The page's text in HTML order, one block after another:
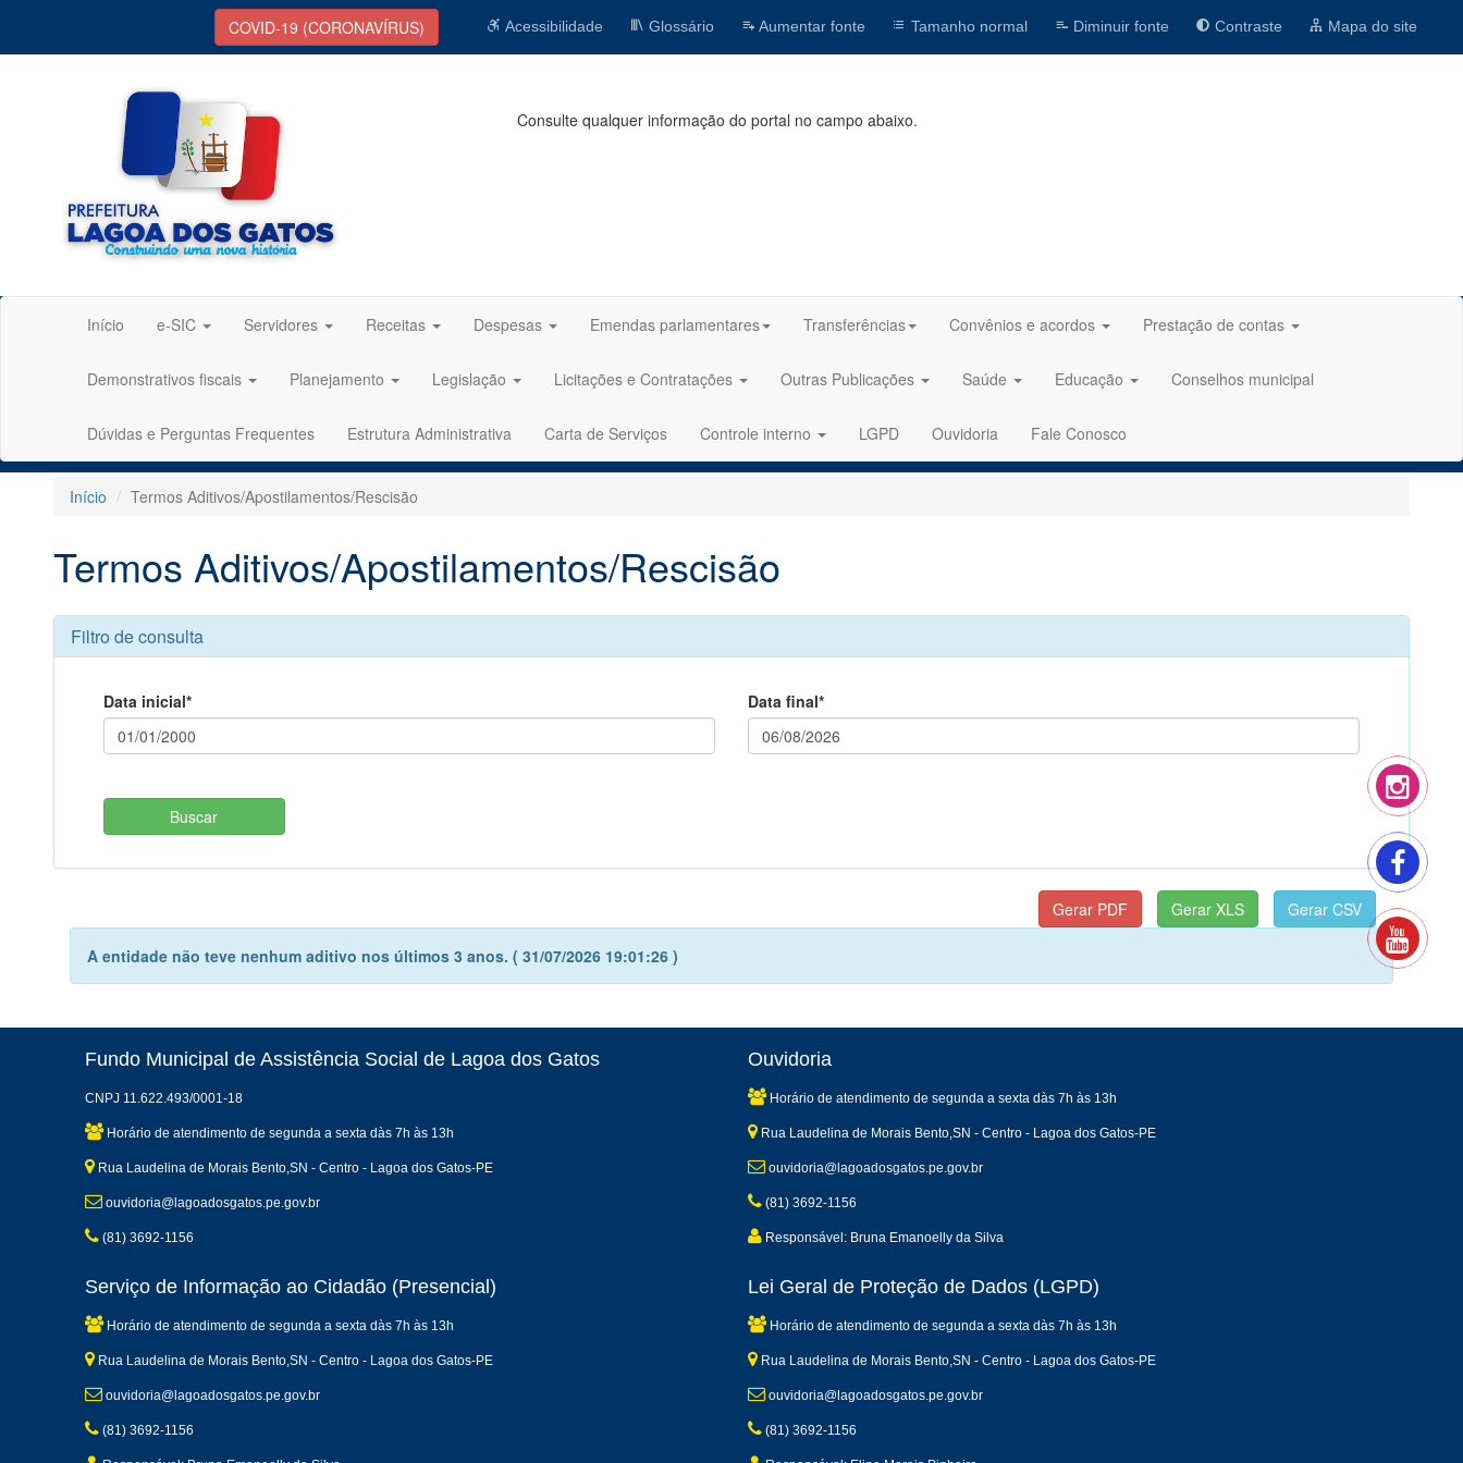
COVID-19 (CORONAVÍRUS) Acessibilidade Glossário Aumentar fonte Tamanho normal Diminuir fonte Contraste Mapa do site
Consulte qualquer informação do portal no campo abaixo.
Início e-SIC Servidores Receitas Despesas Emendas parlamentares Transferências Convênios e acordos Prestação de contas
Demonstrativos fiscais Planejamento Legislação Licitações e Contratações Outras Publicações Saúde Educação Conselhos municipal
Dúvidas e Perguntas Frequentes Estrutura Administrativa Carta de Serviços Controle interno LGPD Ouvidoria Fale Conosco
Início Termos Aditivos/Apostilamentos/Rescisão
Termos Aditivos/Apostilamentos/Rescisão
Filtro de consulta
Data inicial* Data final*
A entidade não teve nenhum aditivo nos últimos 3 anos. ( 31/07/2026 19:01:26 )
Fundo Municipal de Assistência Social de Lagoa dos Gatos
CNPJ 11.622.493/0001-18
Horário de atendimento de segunda a sexta dàs 7h às 13h
Rua Laudelina de Morais Bento,SN - Centro - Lagoa dos Gatos-PE
ouvidoria@lagoadosgatos.pe.gov.br
(81) 3692-1156
Ouvidoria
Horário de atendimento de segunda a sexta dàs 7h às 13h
Rua Laudelina de Morais Bento,SN - Centro - Lagoa dos Gatos-PE
ouvidoria@lagoadosgatos.pe.gov.br
(81) 3692-1156
Responsável: Bruna Emanoelly da Silva
Serviço de Informação ao Cidadão (Presencial)
Horário de atendimento de segunda a sexta dàs 7h às 13h
Rua Laudelina de Morais Bento,SN - Centro - Lagoa dos Gatos-PE
ouvidoria@lagoadosgatos.pe.gov.br
(81) 3692-1156
Lei Geral de Proteção de Dados (LGPD)
Horário de atendimento de segunda a sexta dàs 7h às 13h
Rua Laudelina de Morais Bento,SN - Centro - Lagoa dos Gatos-PE
ouvidoria@lagoadosgatos.pe.gov.br
(81) 3692-1156